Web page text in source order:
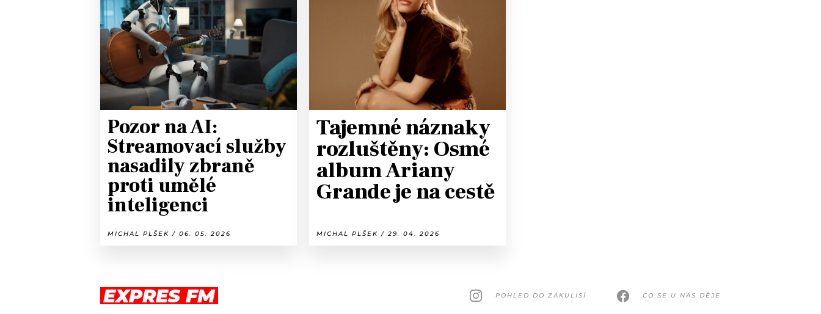
Pozor na AI:
Streamovací služby
nasadily zbraně
proti umělé
inteligenci
MICHAL PLŠEK / 06. 05. 2026
Tajemné náznaky
rozluštěny: Osmé
album Ariany
Grande je na cestě
MICHAL PLŠEK / 29. 04. 2026
EXPRES FM POHLED DO ZÁKULISÍ CO SE U NÁS DĚJE